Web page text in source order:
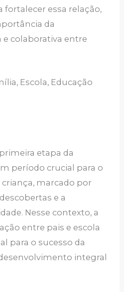
essa relação,
da
colaborativa entre
Escola, Educação
etapa da
período crucial para o
marcado por
e a
Nesse contexto, a
entre pais e escola
para o sucesso da
integral